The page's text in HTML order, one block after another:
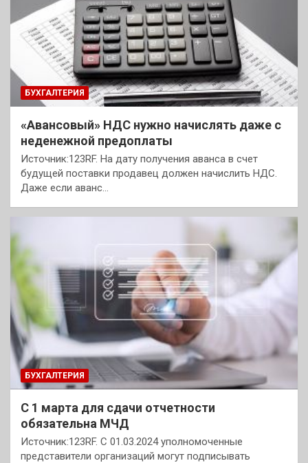
БУХГАЛТЕРИЯ
«Авансовый» НДС нужно начислять даже с
неденежной предоплаты
Источник:123RF. На дату получения аванса в счет
будущей поставки продавец должен начислить НДС.
Даже если аванс…
БУХГАЛТЕРИЯ
С 1 марта для сдачи отчетности
обязательна МЧД
Источник:123RF. С 01.03.2024 уполномоченные
представители организаций могут подписывать